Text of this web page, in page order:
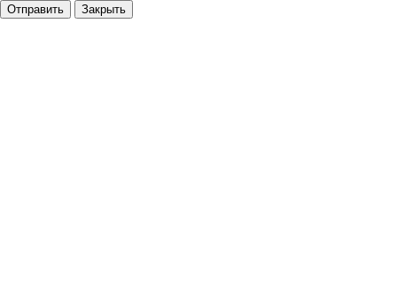
Отправить Закрыть